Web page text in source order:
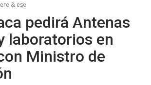
& ese
pedirá Antenas
laboratorios en
Ministro de